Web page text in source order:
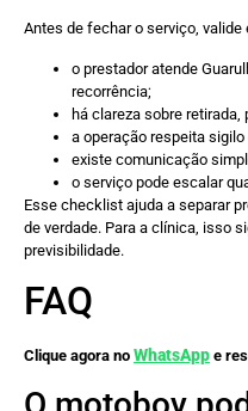
Antes de fechar o serviço, valide
o prestador atende
recorrência;
há clareza sobre retirada,
a operação respeita
existe comunicação
o serviço pode escalar
Esse checklist ajuda a separar
de verdade. Para a clínica, isso
previsibilidade.
FAQ
Clique agora no WhatsApp e